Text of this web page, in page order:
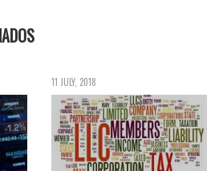
11 JULY, 2018